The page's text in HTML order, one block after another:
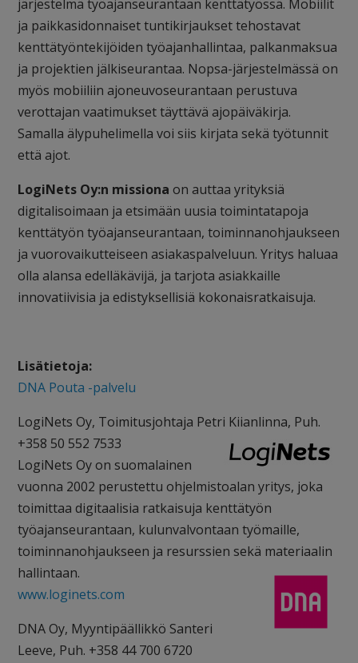
järjestelmä työajanseurantaan kenttätyössä. Mobiilit
ja paikkasidonnaiset tuntikirjaukset tehostavat
kenttätyöntekijöiden työajanhallintaa, palkanmaksua
ja projektien jälkiseurantaa. Nopsa-järjestelmässä on
myös mobiiliin ajoneuvoseurantaan perustuva
verottajan vaatimukset täyttävä ajopäiväkirja.
Samalla älypuhelimella voi siis kirjata sekä työtunnit
että ajot.
LogiNets Oy:n missiona on auttaa yrityksiä
digitalisoimaan ja etsimään uusia toimintatapoja
kenttätyön työajanseurantaan, toiminnanohjaukseen
ja vuorovaikutteiseen asiakaspalveluun. Yritys haluaa
olla alansa edelläkävijä, ja tarjota asiakkaille
innovatiivisia ja edistyksellisiä kokonaisratkaisuja.
Lisätietoja:
DNA Pouta -palvelu
LogiNets Oy, Toimitusjohtaja Petri Kiianlinna, Puh.
+358 50 552 7533
LogiNets Oy on suomalainen
vuonna 2002 perustettu ohjelmistoalan yritys, joka
toimittaa digitaalisia ratkaisuja kenttätyön
työajanseurantaan, kulunvalvontaan työmaille,
toiminnanohjaukseen ja resurssien sekä materiaalin
hallintaan.
www.loginets.com
DNA Oy, Myyntipäällikkö Santeri
Leeve, Puh. +358 44 700 6720